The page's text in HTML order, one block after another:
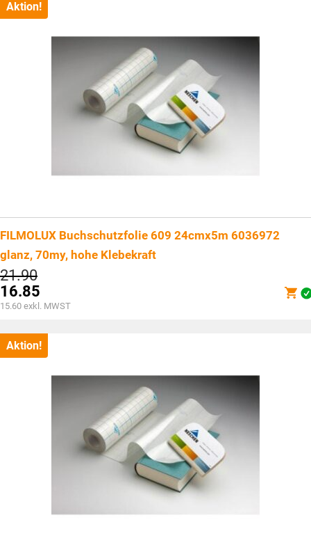
CHF15.35.
Aktion!
FILMOLUX Buchschutzfolie 609 24cmx5m 6036972
glanz, 70my, hohe Klebekraft
21.90Ursprünglicher
Preis
war:
CHF21.90
16.85
Aktueller
ist:
CHF16.85.
15.60 exkl. MWST
Aktion!